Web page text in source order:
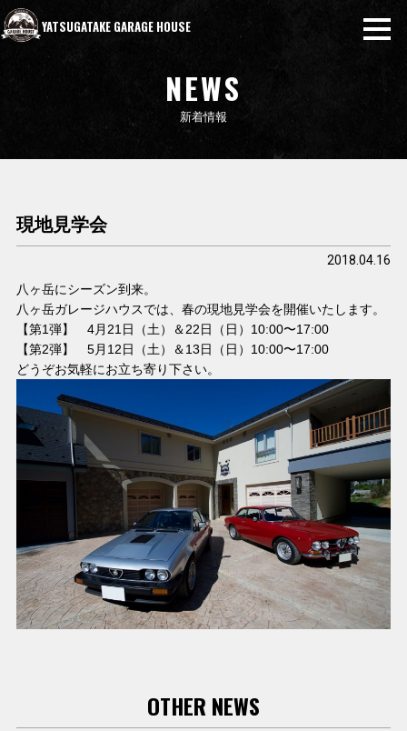
YATSUGATAKE GARAGE HOUSE
NEWS
新着情報
現地見学会
2018.04.16
八ヶ岳にシーズン到来。
八ヶ岳ガレージハウスでは、春の現地見学会を開催いたします。
【第1弾】 4月21日（土）＆22日（日）10:00〜17:00
【第2弾】 5月12日（土）＆13日（日）10:00〜17:00
どうぞお気軽にお立ち寄り下さい。
OTHER NEWS